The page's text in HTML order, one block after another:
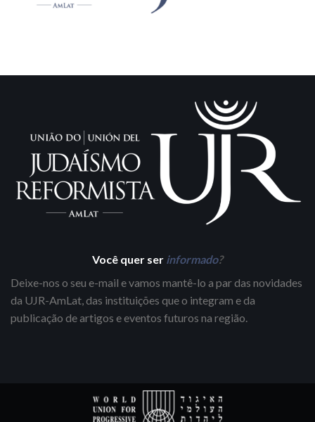
Você quer ser informado?
Deixe-nos o seu e-mail e vamos mantê-lo a par das novidades
da UJR-AmLat, das instituições que o integram e da
publicação de artigos e eventos futuros na região.